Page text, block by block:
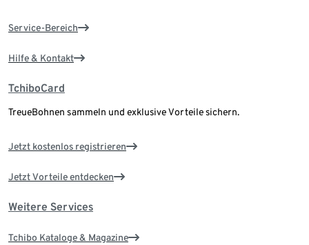
Service-Bereich
Hilfe & Kontakt
TchiboCard
TreueBohnen sammeln und exklusive Vorteile sichern.
Jetzt kostenlos registrieren
Jetzt Vorteile entdecken
Weitere Services
Tchibo Kataloge & Magazine